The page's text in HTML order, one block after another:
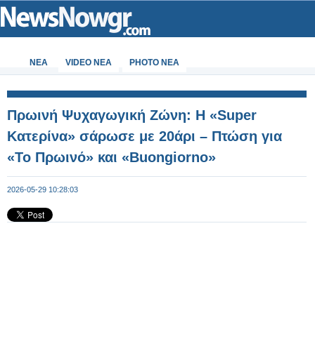
ΝΕΑ VIDEO NEA PHOTO NEA
Πρωινή Ψυχαγωγική Ζώνη: Η «Super
Κατερίνα» σάρωσε με 20άρι – Πτώση για
«Το Πρωινό» και «Buongiorno»
2026-05-29 10:28:03